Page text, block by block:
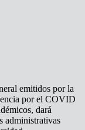
emitidos por la
por el COVID
dará
administrativas